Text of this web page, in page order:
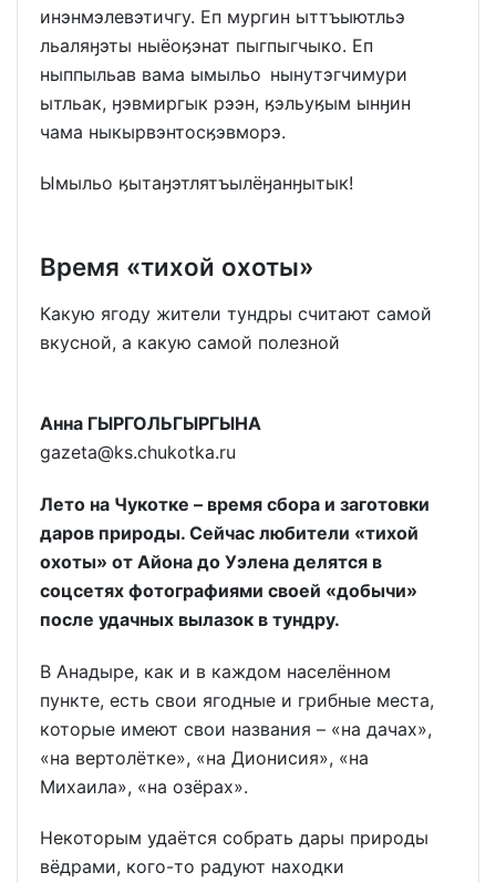
инэнмэлевэтичгу. Еп мургин ыттъыютльэ
льаляӈэты ныёоӄэнат пыгпыгчыко. Еп
ныппыльав вама ымыльо нынутэгчимури
ытльак, ӈэвмиргык рээн, ӄэльуӄым ынӈин
чама ныкырвэнтосӄэвморэ.
Ымыльо ӄытаӈэтлятъылёӈанӈытык!
Время «тихой охоты»
Какую ягоду жители тундры считают самой
вкусной, а какую самой полезной
Анна ГЫРГОЛЬГЫРГЫНА
gazeta@ks.chukotka.ru
Лето на Чукотке – время сбора и заготовки
даров природы. Сейчас любители «тихой
охоты» от Айона до Уэлена делятся в
соцсетях фотографиями своей «добычи»
после удачных вылазок в тундру.
В Анадыре, как и в каждом населённом
пункте, есть свои ягодные и грибные места,
которые имеют свои названия – «на дачах»,
«на вертолётке», «на Дионисия», «на
Михаила», «на озёрах».
Некоторым удаётся собрать дары природы
вёдрами, кого-то радуют находки